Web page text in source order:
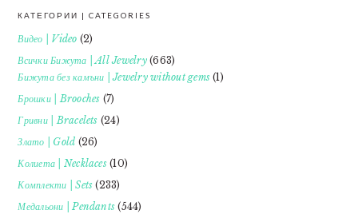
FOOTER
КАТЕГОРИИ | CATEGORIES
Видео | Video (2)
Всички Бижута | All Jewelry(663)
Бижута без камъни | Jewelry without gems (1)
Брошки | Brooches (7)
Гривни | Bracelets (24)
Злато | Gold (26)
Колиета | Necklaces(10)
Комплекти | Sets (233)
Медальони | Pendants (544)